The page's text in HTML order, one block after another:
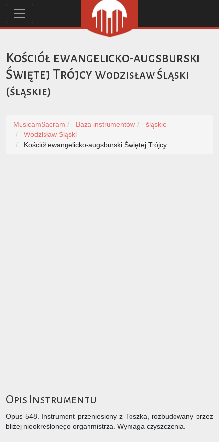
Kościół ewangelicko-augsburski
Świętej Trójcy Wodzisław Śląski
(śląskie)
MusicamSacram Baza instrumentów
śląskie
Wodzisław Śląski
Kościół ewangelicko-augsburski Świętej Trójcy
Opis Instrumentu
Opus 548. Instrument przeniesiony z Toszka, rozbudowany przez
bliżej nieokreślonego organmistrza. Wymaga czyszczenia.